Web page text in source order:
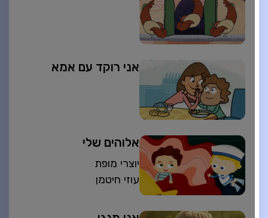
אני רוקד עם אמא
אלוהים שלי
יוצרי מופת
עוזי חיטמן